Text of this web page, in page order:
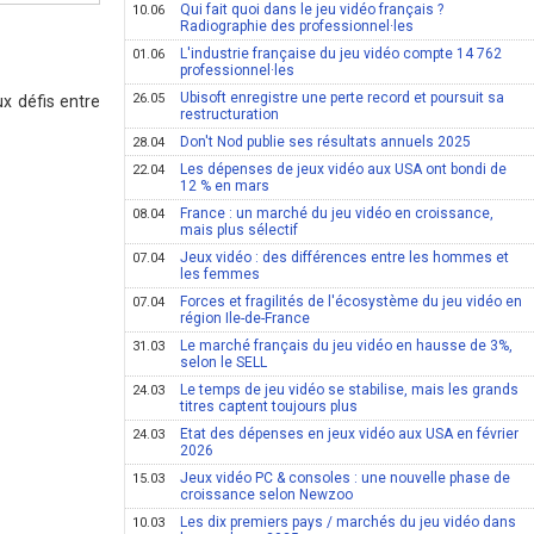
défis entre
10.06
Qui fait quoi dans le jeu vidéo français ?
Radiographie des professionnel·les
01.06
L'industrie française du jeu vidéo compte 14 762
professionnel·les
26.05
Ubisoft enregistre une perte record et poursuit sa
restructuration
28.04 Don't Nod publie ses résultats annuels 2025
22.04
Les dépenses de jeux vidéo aux USA ont bondi de
12 % en mars
08.04
France : un marché du jeu vidéo en croissance,
mais plus sélectif
07.04
Jeux vidéo : des différences entre les hommes et
les femmes
07.04
Forces et fragilités de l'écosystème du jeu vidéo en
région Ile-de-France
31.03
Le marché français du jeu vidéo en hausse de 3%,
selon le SELL
24.03
Le temps de jeu vidéo se stabilise, mais les grands
titres captent toujours plus
24.03
Etat des dépenses en jeux vidéo aux USA en février
2026
15.03
Jeux vidéo PC & consoles : une nouvelle phase de
croissance selon Newzoo
10.03
Les dix premiers pays / marchés du jeu vidéo dans